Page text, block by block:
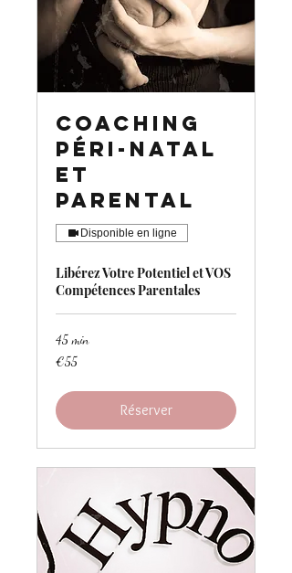
Coaching
Péri-Natal
et
Parental
Disponible en ligne
Libérez Votre Potentiel et VOS
Compétences Parentales
45 min
55
euros
€55
Réserver